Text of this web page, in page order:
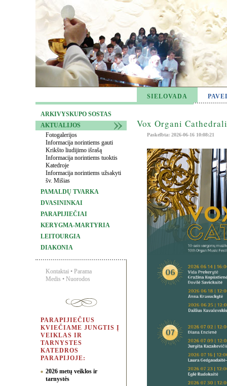
SIELOVADA
ARKIVYSKUPO SOSTAS
AKTUALIJOS
Fotogalerijos
Informacija norintiems gauti
Krikšto liudijimo išrašą
Informacija norintiems tuoktis
Katedroje
Informacija norintiems užsakyti
šv. Mišias
PAMALDŲ TVARKA
DVASININKAI
PARAPIJIEČIAI
KERYGMA-MARTYRIA
LEITOURGIA
DIAKONIA
Kontaktai • Parama
Medis • Nuorodos
PARAPIJIEČIUS
KVIEČIAME JUNGTIS Į
VEIKLAS IR
TARNYSTES
KATEDROS
PARAPIJOJE:
2026 metų veiklos ir
tarnystės
Vox Organi
Paskelbta: 2026-06-16 10:08:21